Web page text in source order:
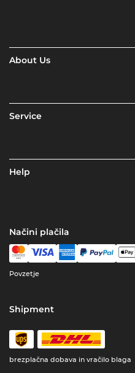
About Us
Service
Help
Načini plačila
Povzetje
Shipment
brezplačna dobava in vračilo blaga